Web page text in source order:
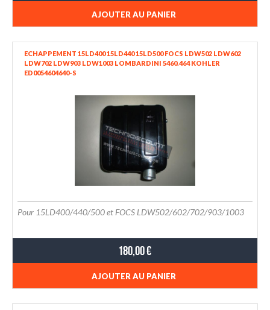
AJOUTER AU PANIER
ECHAPPEMENT 15LD400 15LD440 15LD500 FOCS LDW502 LDW602
LDW702 LDW903 LDW1003 LOMBARDINI 5460.464 KOHLER
ED0054604640-S
Pour 15LD400/440/500 et FOCS LDW502/602/702/903/1003
180,00 €
AJOUTER AU PANIER